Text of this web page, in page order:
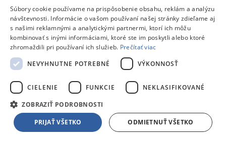
Strend Pro PALAWAN 10
Skladom 5 a viac kusov
3,29 €
Skladom 4 kusy
1,49 €
Strend Pro MAGPIE
Skladom 5 a viac kusov
Súbory cookie používame na prispôsobenie obsahu, reklám a analýzu
návštevnosti. Informácie o vašom používaní našej stránky zdieľame aj
s našimi reklamnými a analytickými partnermi, ktorí ich môžu
kombinovať s inými informáciami, ktoré ste im poskytli alebo ktoré
zhromaždili pri používaní ich služieb. Prečítať viac
NEVYHNUTNE POTREBNÉ
VÝKONNOSŤ
CIELENIE FUNKCIE NEKLASIFIKOVANÉ
ZOBRAZIŤ PODROBNOSTI
PRIJAŤ VŠETKO ODMIETNUŤ VŠETKO